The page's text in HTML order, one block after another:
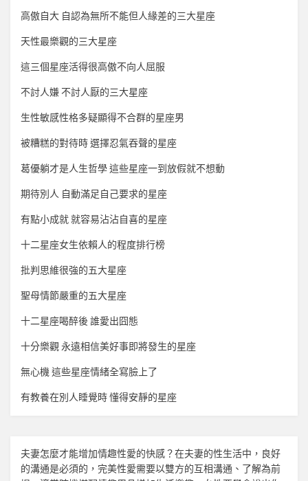
高傲自大 自認為無所不能但人緣差的三大星座
天性最樂觀的三大星座
這三個星座活得很高傲不向人屈服
不討人嫌 不討人厭的三大星座
生性敏感性格多疑顯得不合群的星座男
被糟糕的對待時 選擇忍氣吞聲的星座
葛優躺才是人生哲學 這些星座一到放假就不想動
期待別人 自動滿足自己要求的星座
有點小成就 就容易沾沾自喜的星座
十二星座女生依賴人的程度排行榜
批判思維很強的五大星座
聖母情節嚴重的五大星座
十二星座喝醉後 誰愛出囧態
十分樂觀 永遠相信美好事即將發生的星座
無心機 這些星座情緒全寫臉上了
有教養在別人睡覺時 懂得安靜的星座
夫妻怎麼才能增加情趣性愛的快感？在夫妻的性生活中，良好
的溝通是必須的，完美性愛需要以雙方的互相溝通、了解為前